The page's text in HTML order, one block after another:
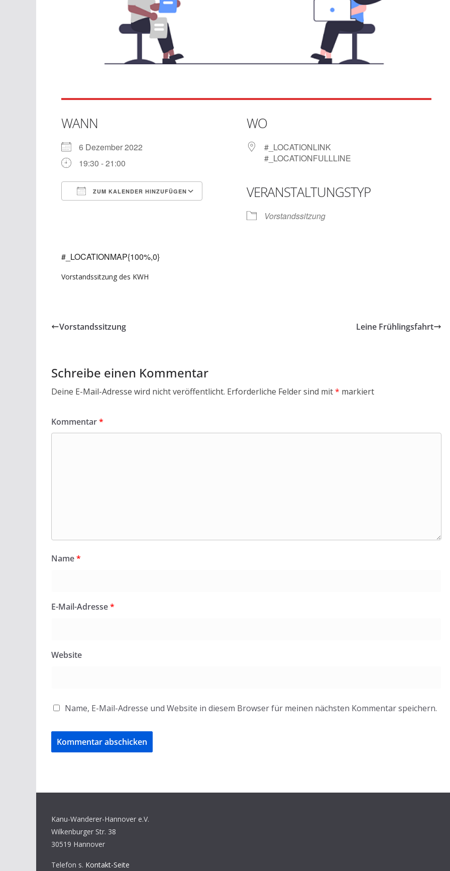
WANN
6 Dezember 2022
19:30 - 21:00
ZUM KALENDER HINZUFÜGEN
Google Kalender
WO
#_LOCATIONLINK
#_LOCATIONFULLLINE
VERANSTALTUNGSTYP
Vorstandssitzung
#_LOCATIONMAP{100%,0}
Vorstandssitzung des KWH
Vorstandssitzung Leine Frühlingsfahrt
Schreibe einen Kommentar
Deine E-Mail-Adresse wird nicht veröffentlicht. Erforderliche Felder sind mit* markiert
Kommentar*
Name*
E-Mail-Adresse*
Website
Name, E-Mail-Adresse und Website in diesem Browser für meinen nächsten Kommentar speichern.
Kanu-Wanderer-Hannover e.V.
Wilkenburger Str. 38
30519 Hannover
Telefon s. Kontakt-Seite